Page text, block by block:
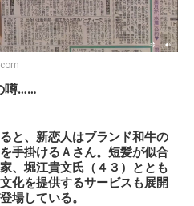
噂……
と、新恋人はブランド和牛の
手掛けるＡさん。短髪が似合
、堀江貴文氏（４３）ととも
化を提供するサービスも展開
場している。